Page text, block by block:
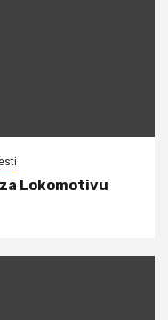
Lokomotivu